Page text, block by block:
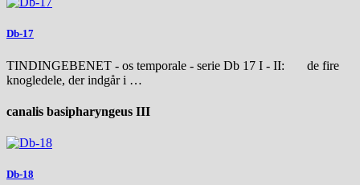
Db-17
TINDINGEBENET - os temporale - serie Db 17 I - II: de fire
knogledele, der indgår i …
canalis basipharyngeus III
Db-18